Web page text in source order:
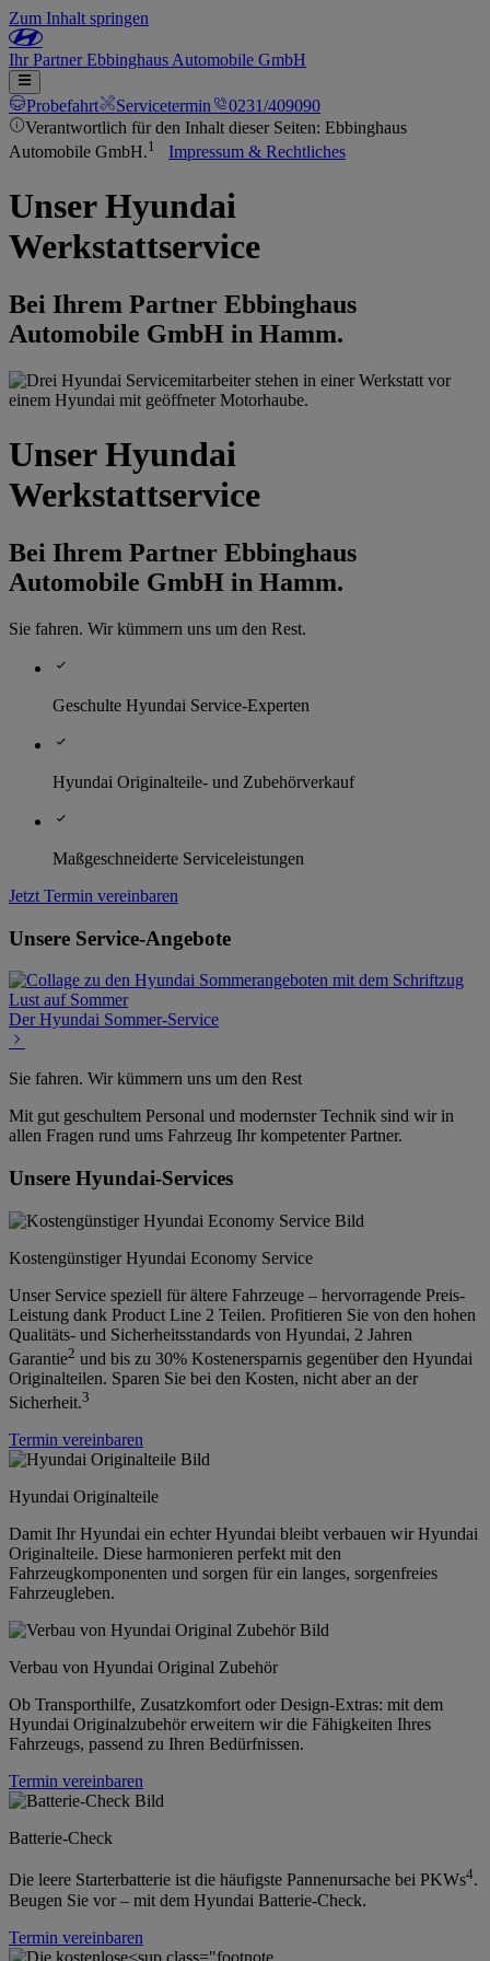
Zum Inhalt springen
IhrPartnerEbbinghaus Automobile GmbH
Probefahrt Servicetermin
0231/409090
Verantwortlich für den Inhalt dieser Seiten: Ebbinghaus
Automobile GmbH.1 Impressum & Rechtliches
Unser Hyundai
Werkstattservice
Bei Ihrem Partner Ebbinghaus
Automobile GmbH in Hamm.
Unser Hyundai
Werkstattservice
Bei Ihrem Partner Ebbinghaus
Automobile GmbH in Hamm.
Sie fahren. Wir kümmern uns um den Rest.
Geschulte Hyundai Service-Experten
Hyundai Originalteile- und Zubehörverkauf
Maßgeschneiderte Serviceleistungen
Jetzt Termin vereinbaren
Unsere Service-Angebote
Der Hyundai Sommer-Service
Sie fahren. Wir kümmern uns um den Rest
Mit gut geschultem Personal und modernster Technik sind wir in
allen Fragen rund ums Fahrzeug Ihr kompetenter Partner.
Unsere Hyundai-Services
Kostengünstiger Hyundai Economy Service
Unser Service speziell für ältere Fahrzeuge – hervorragende Preis-
Leistung dank Product Line 2 Teilen. Profitieren Sie von den hohen
Qualitäts- und Sicherheitsstandards von Hyundai, 2 Jahren
Garantie2 und bis zu 30% Kostenersparnis gegenüber den Hyundai
Originalteilen. Sparen Sie bei den Kosten, nicht aber an der
Sicherheit.3
Termin vereinbaren
Hyundai Originalteile
Damit Ihr Hyundai ein echter Hyundai bleibt verbauen wir Hyundai
Originalteile. Diese harmonieren perfekt mit den
Fahrzeugkomponenten und sorgen für ein langes, sorgenfreies
Fahrzeugleben.
Verbau von Hyundai Original Zubehör
Ob Transporthilfe, Zusatzkomfort oder Design-Extras: mit dem
Hyundai Originalzubehör erweitern wir die Fähigkeiten Ihres
Fahrzeugs, passend zu Ihren Bedürfnissen.
Termin vereinbaren
Batterie-Check
Die leere Starterbatterie ist die häufigste Pannenursache bei PKWs4.
Beugen Sie vor – mit dem Hyundai Batterie-Check.
Termin vereinbaren